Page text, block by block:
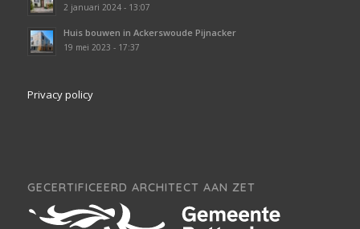
2 januari 2024 - 13:07
Huis bouwen in Ackerswoude Pijnacker
19 mei 2023 - 17:37
Privacy policy
GECERTIFICEERD ARCHITECT AAN ZET